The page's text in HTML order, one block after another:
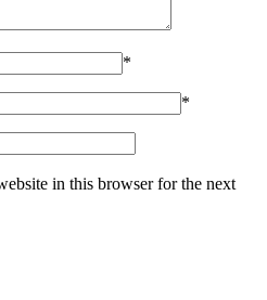
*
*
in this browser for the next